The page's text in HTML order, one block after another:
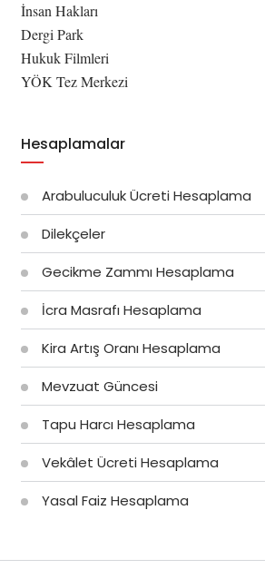
İnsan Hakları
Dergi Park
Hukuk Filmleri
YÖK Tez Merkezi
Hesaplamalar
Arabuluculuk Ücreti Hesaplama
Dilekçeler
Gecikme Zammı Hesaplama
İcra Masrafı Hesaplama
Kira Artış Oranı Hesaplama
Mevzuat Güncesi
Tapu Harcı Hesaplama
Vekâlet Ücreti Hesaplama
Yasal Faiz Hesaplama